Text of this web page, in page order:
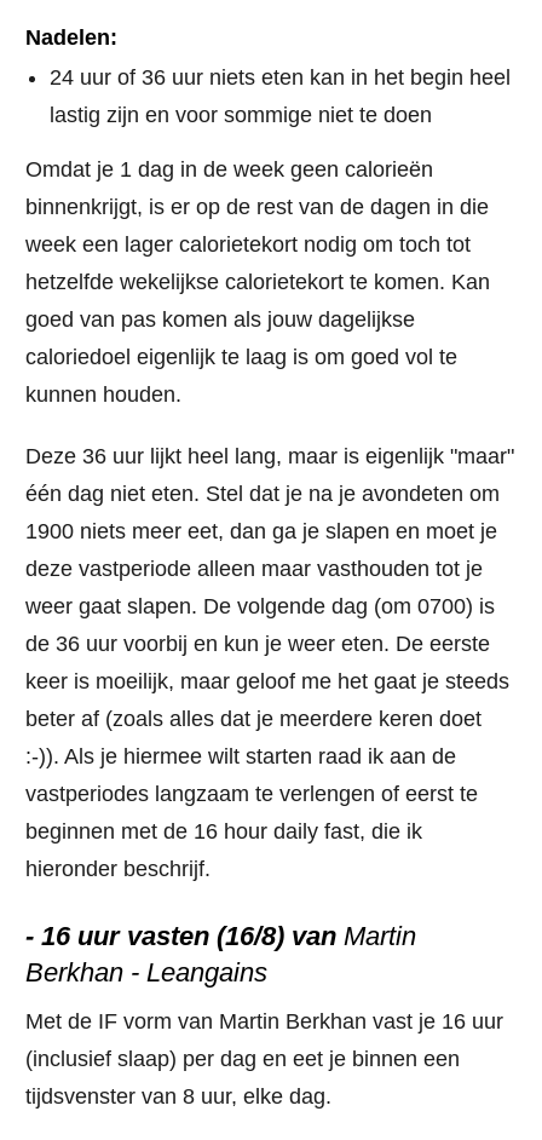
Nadelen:
24 uur of 36 uur niets eten kan in het begin heel
lastig zijn en voor sommige niet te doen
Omdat je 1 dag in de week geen calorieën
binnenkrijgt, is er op de rest van de dagen in die
week een lager calorietekort nodig om toch tot
hetzelfde wekelijkse calorietekort te komen. Kan
goed van pas komen als jouw dagelijkse
caloriedoel eigenlijk te laag is om goed vol te
kunnen houden.
Deze 36 uur lijkt heel lang, maar is eigenlijk "maar"
één dag niet eten. Stel dat je na je avondeten om
1900 niets meer eet, dan ga je slapen en moet je
deze vastperiode alleen maar vasthouden tot je
weer gaat slapen. De volgende dag (om 0700) is
de 36 uur voorbij en kun je weer eten. De eerste
keer is moeilijk, maar geloof me het gaat je steeds
beter af (zoals alles dat je meerdere keren doet
:-)). Als je hiermee wilt starten raad ik aan de
vastperiodes langzaam te verlengen of eerst te
beginnen met de 16 hour daily fast, die ik
hieronder beschrijf.
- 16 uur vasten (16/8) van Martin
Berkhan - Leangains
Met de IF vorm van Martin Berkhan vast je 16 uur
(inclusief slaap) per dag en eet je binnen een
tijdsvenster van 8 uur, elke dag.